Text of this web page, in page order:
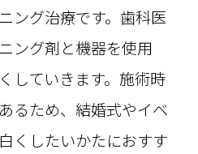
ング治療です。歯科医
ング剤と機器を使用
していきます。施術時
るため、結婚式やイベ
くしたいかたにおすす